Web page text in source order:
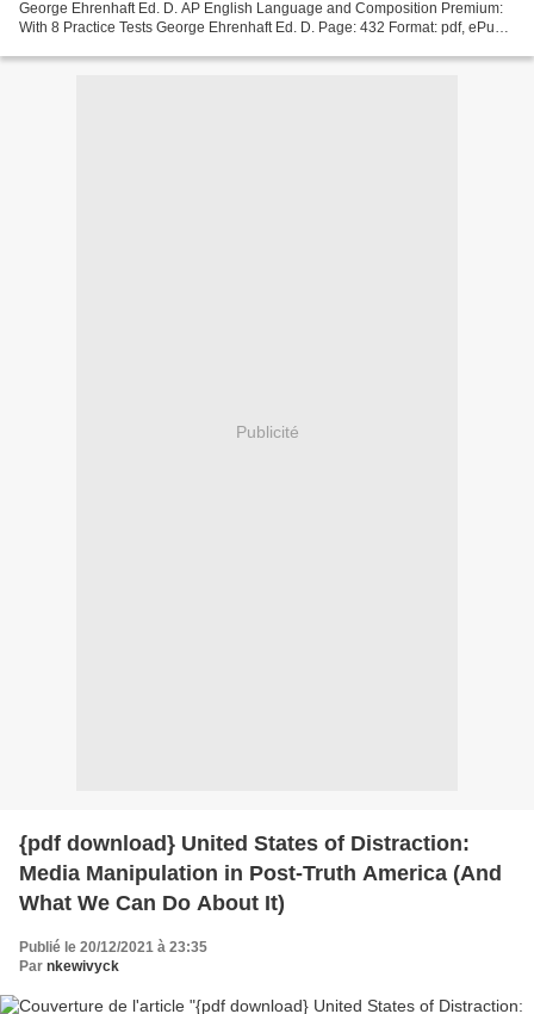
George Ehrenhaft Ed. D. AP English Language and Composition Premium:
With 8 Practice Tests George Ehrenhaft Ed. D. Page: 432 Format: pdf, ePub,
Publicité
{pdf download} United States of Distraction:
Media Manipulation in Post-Truth America (And
What We Can Do About It)
Publié le 20/12/2021 à 23:35
Par nkewivyck